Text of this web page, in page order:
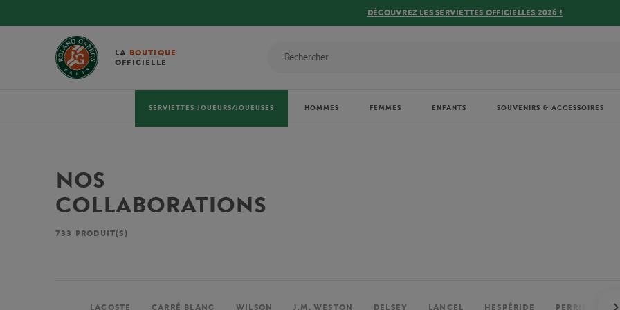
DÉCOUVREZ LES SERVIETTES OFFICIELLES 2026 !
LA BOUTIQUE
OFFICIELLE
SERVIETTES JOUEURS/JOUEUSES HOMMES FEMMES ENFANTS SOUVENIRS & ACCESSOIRES
NOS
COLLABORATIONS
733 PRODUIT(S)
LACOSTE CARRÉ BLANC WILSON J.M. WESTON DELSEY LANCEL HESPÉRIDE PERRIER